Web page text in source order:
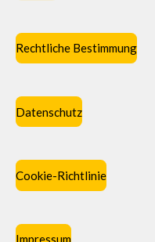
Rechtliche Bestimmung
Datenschutz
Cookie-Richtlinie
Impressum